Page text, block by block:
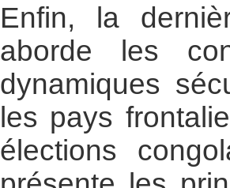
Enfin, la
aborde les
dynamiques
les pays
élections